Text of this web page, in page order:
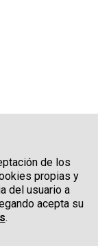
de los
propias y
del usuario a
acepta su
.